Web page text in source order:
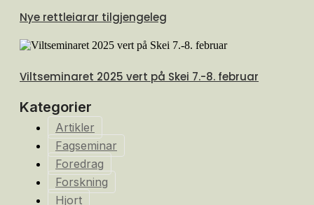
Nye rettleiarar tilgjengeleg
Viltseminaret 2025 vert på Skei 7.-8. februar
Kategorier
Artikler
Fagseminar
Foredrag
Forskning
Hjort